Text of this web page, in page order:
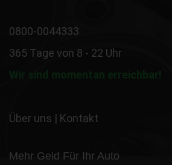
0800-0044333
365 Tage von 8 - 22 Uhr
Wir sind momentan erreichbar!
Über uns | Kontakt
Mehr Geld Für Ihr Auto